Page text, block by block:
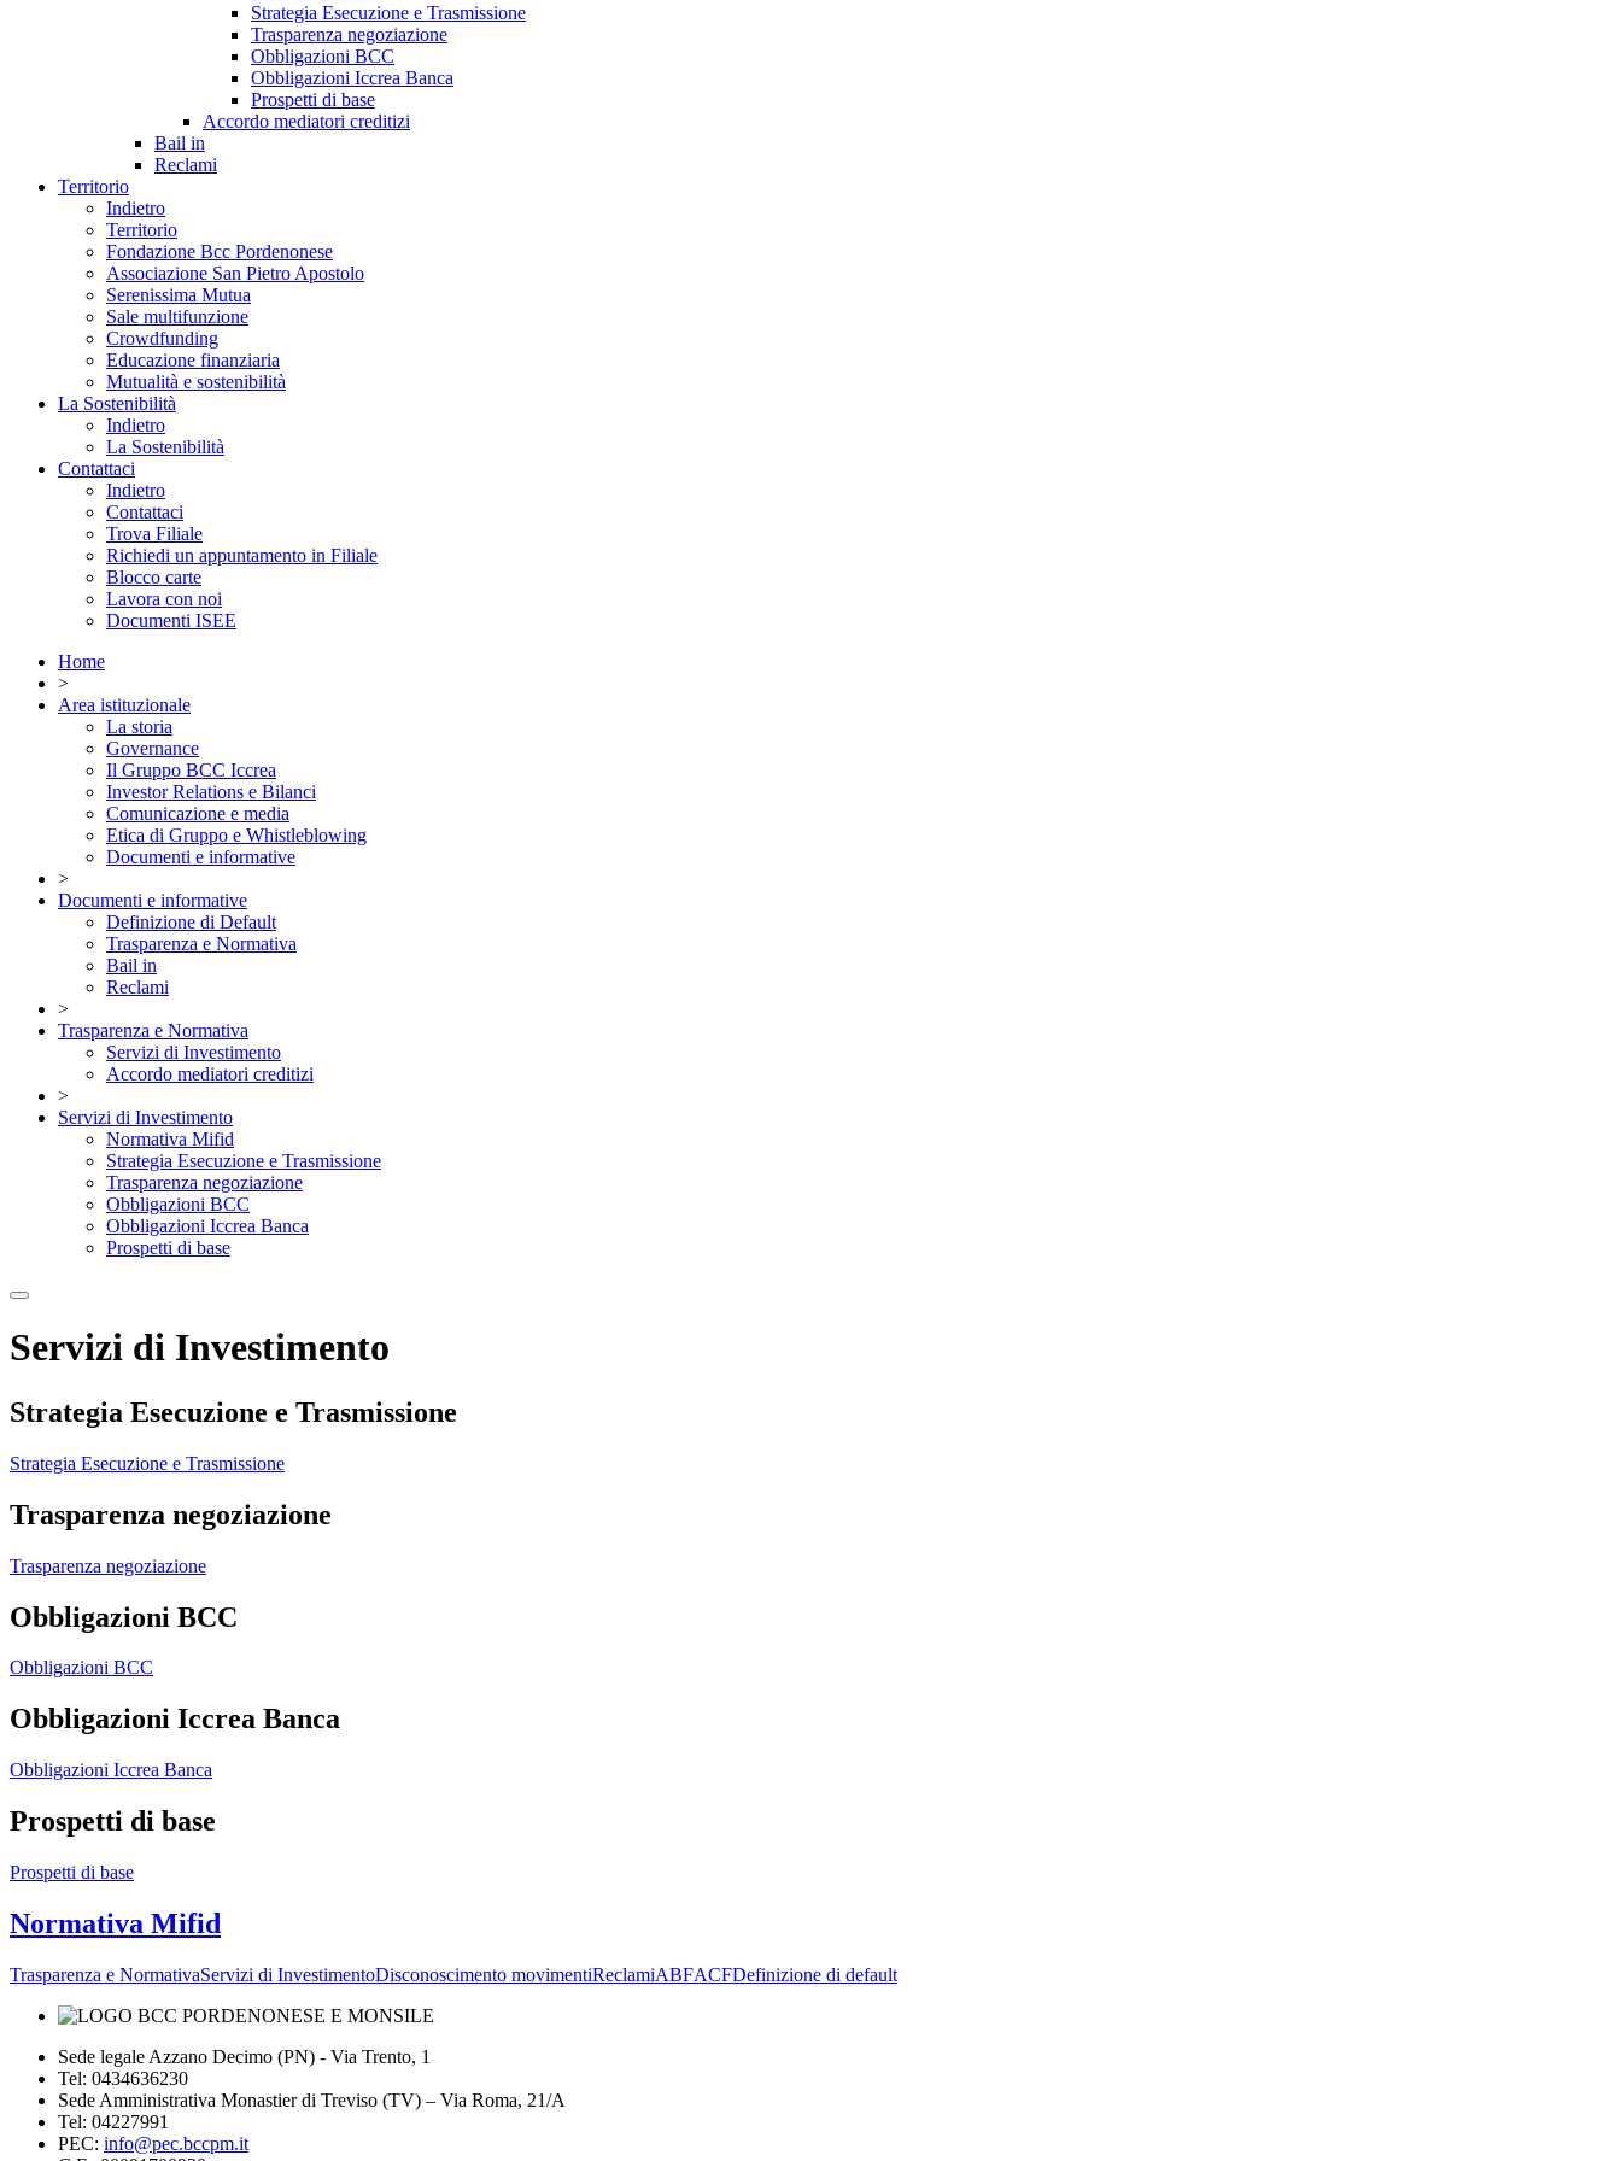
Strategia Esecuzione e Trasmissione
Trasparenza negoziazione
Obbligazioni BCC
Obbligazioni Iccrea Banca
Prospetti di base
Accordo mediatori creditizi
Bail in
Reclami
Territorio
Indietro
Territorio
Fondazione Bcc Pordenonese
Associazione San Pietro Apostolo
Serenissima Mutua
Sale multifunzione
Crowdfunding
Educazione finanziaria
Mutualità e sostenibilità
La Sostenibilità
Indietro
La Sostenibilità
Contattaci
Indietro
Contattaci
Trova Filiale
Richiedi un appuntamento in Filiale
Blocco carte
Lavora con noi
Documenti ISEE
Home
>
Area istituzionale
La storia
Governance
Il Gruppo BCC Iccrea
Investor Relations e Bilanci
Comunicazione e media
Etica di Gruppo e Whistleblowing
Documenti e informative
>
Documenti e informative
Definizione di Default
Trasparenza e Normativa
Bail in
Reclami
>
Trasparenza e Normativa
Servizi di Investimento
Accordo mediatori creditizi
>
Servizi di Investimento
Normativa Mifid
Strategia Esecuzione e Trasmissione
Trasparenza negoziazione
Obbligazioni BCC
Obbligazioni Iccrea Banca
Prospetti di base
Servizi di Investimento
Strategia Esecuzione e Trasmissione
Strategia Esecuzione e Trasmissione
Trasparenza negoziazione
Trasparenza negoziazione
Obbligazioni BCC
Obbligazioni BCC
Obbligazioni Iccrea Banca
Obbligazioni Iccrea Banca
Prospetti di base
Prospetti di base
Normativa Mifid
Trasparenza e NormativaServizi di InvestimentoDisconoscimento movimentiReclamiABFACFDefinizione di default
Sede legale Azzano Decimo (PN) - Via Trento, 1
Tel: 0434636230
Sede Amministrativa Monastier di Treviso (TV) – Via Roma, 21/A
Tel: 04227991
PEC: info@pec.bccpm.it